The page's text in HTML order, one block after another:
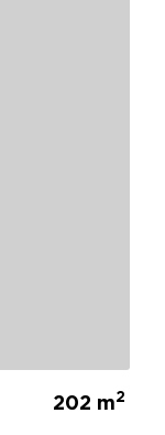
202 m2